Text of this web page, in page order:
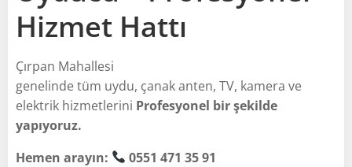
Hizmet Hattı
Çırpan Mahallesi
genelinde tüm uydu, çanak anten, TV, kamera ve
elektrik hizmetlerini Profesyonel bir şekilde
yapıyoruz.
Hemen arayın:
0551 471 35 91